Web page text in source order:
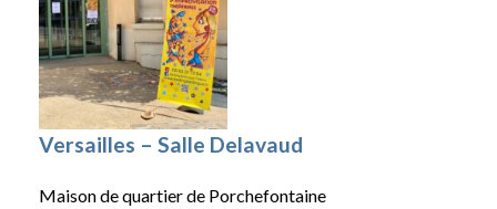
Versailles – Salle Delavaud
Maison de quartier de Porchefontaine